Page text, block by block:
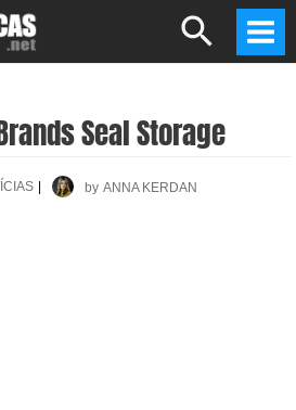
Search
Seal Storage
by ANNA KERDAN